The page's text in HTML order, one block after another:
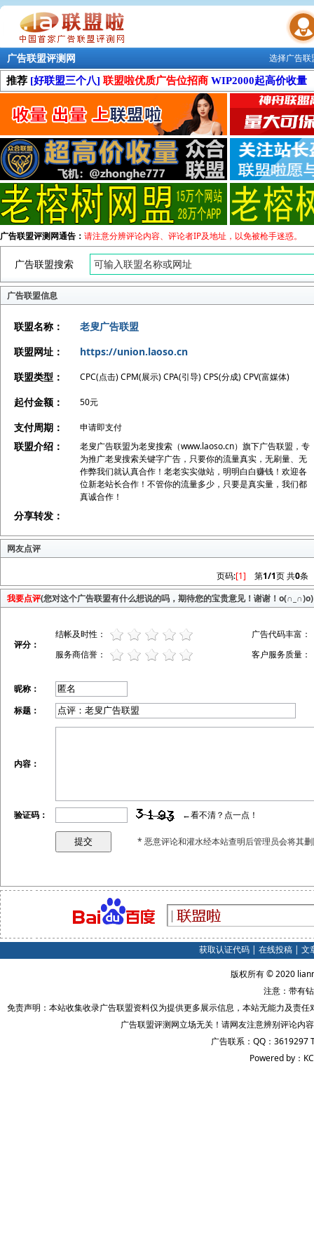
联盟学院
选择广告
广告联盟评测网
推荐 [好联盟三个八] 联盟啦优质广告位招商 WIP2000起高价收量
广告联盟评测网通告： 请注意分辨评论内容、评论者IP及地址，以免被枪手迷惑。
广告联盟搜索
广告联盟信息
联盟名称：
老叟广告联盟
联盟网址：
https://union.laoso.cn
联盟类型：
CPC(点击) CPM(展示) CPA(引导) CPS(分成) CPV(富媒体)
起付金额： 50元
支付周期： 申请即支付
联盟介绍：
老叟广告联盟为老叟搜索（www.laoso.cn）旗下广告联盟，专
为推广老叟搜索关键字广告，只要你的流量真实，无刷量、无
作弊我们就认真合作！老老实实做站，明明白白赚钱！欢迎各
位新老站长合作！不管你的流量多少，只要是真实量，我们都
真诚合作！
分享转发：
网友点评
页码:[1] 第1/1页 共0条
我要点评(您对这个广告联盟有什么想说的吗，期待您的宝贵意见！谢谢！o(∩_∩)o)
评分：
结帐及时性：
广告代码丰富：
服务商信誉：
客户服务质量：
昵称：
标题：
内容：
验证码： ←看不清？点一点！
* 恶意评论和灌水经本站查明后管理员会将其
获取认证代码| 在线投稿| 文
版权所有 © 2020
注意：带有
免责声明：本站收集收录广告联盟资料仅为提供更多展示信息，本站无能力及责
广告联盟评测网立场无关！请网友注意辨别评论内
广告联系：QQ：3619297
Powered by：